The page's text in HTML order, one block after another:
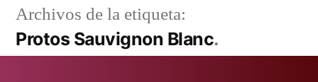
Archivos de la etiqueta:
Protos Sauvignon Blanc